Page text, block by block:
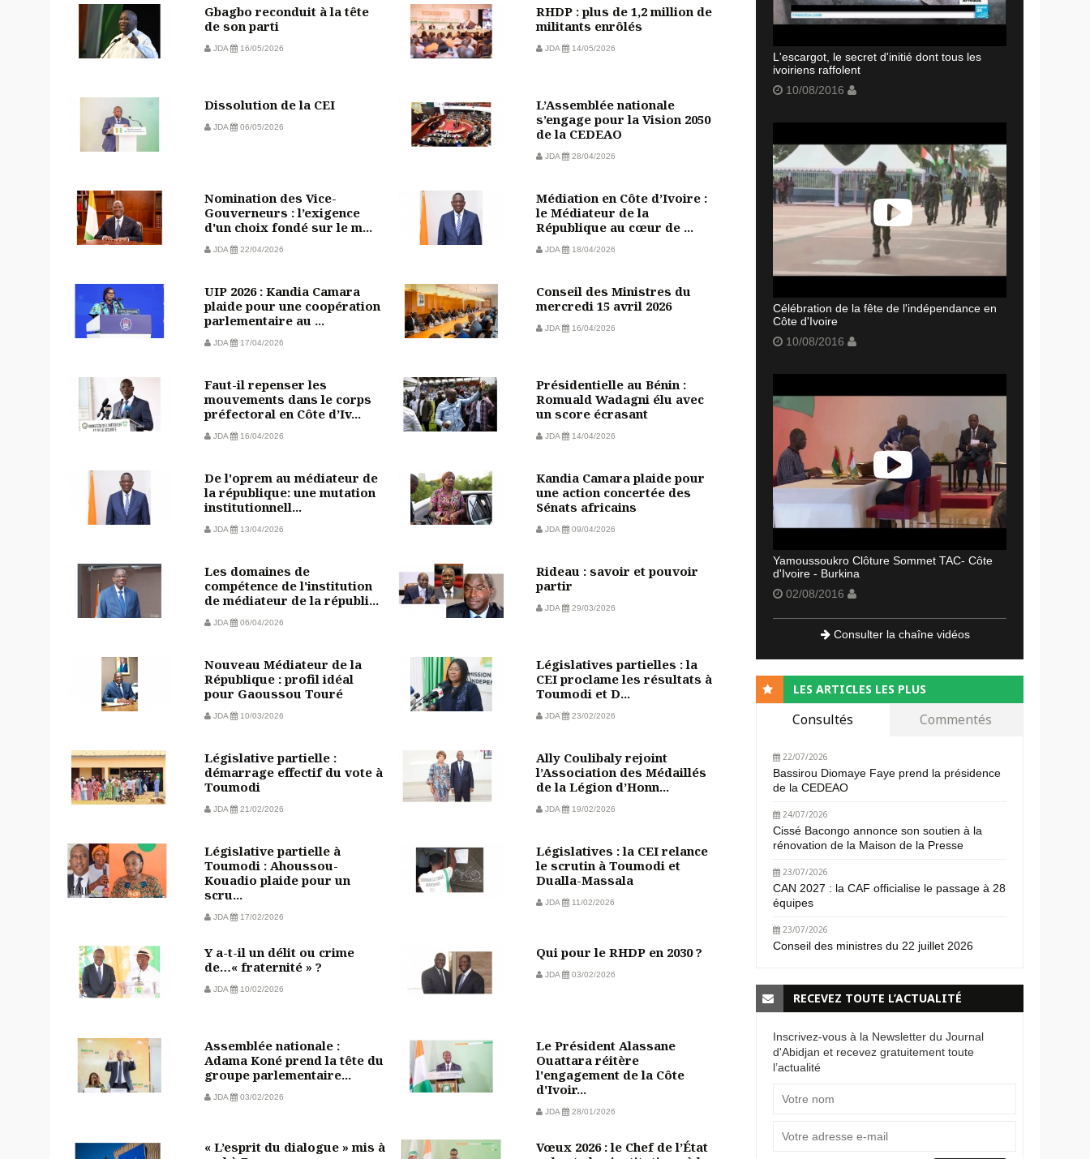
Gbagbo reconduit à la tête
de son parti
JDA 16/05/2026
RHDP : plus de 1,2 million de
militants enrôlés
JDA 14/05/2026
Dissolution de la CEI
JDA 06/05/2026
L’Assemblée nationale
s’engage pour la Vision 2050
de la CEDEAO
JDA 28/04/2026
Nomination des Vice-
Gouverneurs : l’exigence
d'un choix fondé sur le m...
JDA 22/04/2026
Médiation en Côte d’Ivoire :
le Médiateur de la
République au cœur de ...
JDA 18/04/2026
UIP 2026 : Kandia Camara
plaide pour une coopération
parlementaire au ...
JDA 17/04/2026
Conseil des Ministres du
mercredi 15 avril 2026
JDA 16/04/2026
Faut-il repenser les
mouvements dans le corps
préfectoral en Côte d’Iv...
JDA 16/04/2026
Présidentielle au Bénin :
Romuald Wadagni élu avec
un score écrasant
JDA 14/04/2026
De l'oprem au médiateur de
la république: une mutation
institutionnell...
JDA 13/04/2026
Kandia Camara plaide pour
une action concertée des
Sénats africains
JDA 09/04/2026
Les domaines de
compétence de l'institution
de médiateur de la républi...
JDA 06/04/2026
Rideau : savoir et pouvoir
partir
JDA 29/03/2026
Nouveau Médiateur de la
République : profil idéal
pour Gaoussou Touré
JDA 10/03/2026
Législatives partielles : la
CEI proclame les résultats à
Toumodi et D...
JDA 23/02/2026
Législative partielle :
démarrage effectif du vote à
Toumodi
JDA 21/02/2026
Ally Coulibaly rejoint
l’Association des Médaillés
de la Légion d’Honn...
JDA 19/02/2026
Législative partielle à
Toumodi : Ahoussou-
Kouadio plaide pour un
scru...
JDA 17/02/2026
Législatives : la CEI relance
le scrutin à Toumodi et
Dualla-Massala
JDA 11/02/2026
Y a-t-il un délit ou crime
de…« fraternité » ?
JDA 10/02/2026
Qui pour le RHDP en 2030 ?
JDA 03/02/2026
Assemblée nationale :
Adama Koné prend la tête du
groupe parlementaire...
JDA 03/02/2026
Le Président Alassane
Ouattara réitère
l'engagement de la Côte
d'Ivoir...
JDA 28/01/2026
« L’esprit du dialogue » mis à
Vœux 2026 : le Chef de l’État
L'escargot, le secret d'initié dont tous les
ivoiriens raffolent
10/08/2016
Célébration de la fête de l'indépendance en
Côte d'Ivoire
10/08/2016
Yamoussoukro Clôture Sommet TAC- Côte
d'Ivoire - Burkina
02/08/2016
Consulter la chaîne vidéos
LES ARTICLES LES PLUS
Consultés Commentés
22/07/2026
Bassirou Diomaye Faye prend la présidence
de la CEDEAO
24/07/2026
Cissé Bacongo annonce son soutien à la
rénovation de la Maison de la Presse
23/07/2026
CAN 2027 : la CAF officialise le passage à 28
équipes
23/07/2026
Conseil des ministres du 22 juillet 2026
RECEVEZ TOUTE L’ACTUALITÉ
Inscrivez-vous à la Newsletter du Journal
d'Abidjan et recevez gratuitement toute
l’actualité